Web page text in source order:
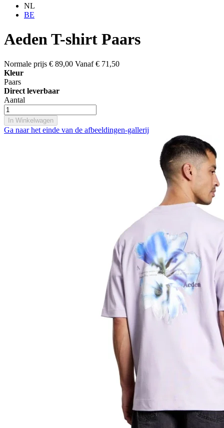
NL
BE
Aeden T-shirt Paars
Normale prijs € 89,00 Vanaf € 71,50
Kleur
Paars
Direct leverbaar
Aantal
In Winkelwagen
Ga naar het einde van de afbeeldingen-gallerij